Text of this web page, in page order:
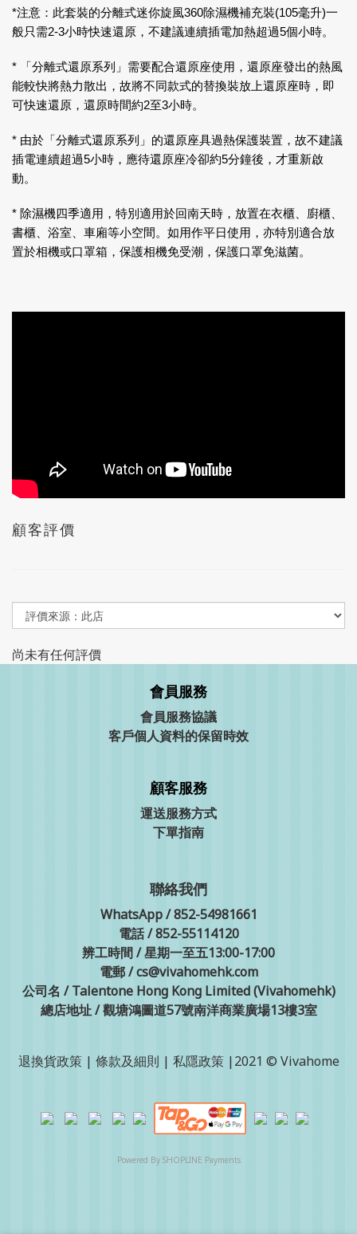
*注意：此套裝的分離式迷你旋風360除濕機補充裝(105毫升)一
般只需2-3小時快速還原，不建議連續插電加熱超過5個小時。
* 「分離式還原系列」需要配合還原座使用，還原座發出的熱風
能較快將熱力散出，故將不同款式的替換裝放上還原座時，即
可快速還原，還原時間約2至3小時。
* 由於「分離式還原系列」的還原座具過熱保護裝置，故不建議
插電連續超過5小時，應待還原座冷卻約5分鐘後，才重新啟
動。
* 除濕機四季適用，特別適用於回南天時，放置在衣櫃、廚櫃、
書櫃、浴室、車廂等小空間。如用作平日使用，亦特別適合放
置於相機或口罩箱，保護相機免受潮，保護口罩免滋菌。
顧客評價
尚未有任何評價
會員服務
會員服務協議
客戶個人資料的保留時效
顧客服務
運送服務方式
下單指南
聯絡我們
WhatsApp / 852-54981661
電話 / 852-55114120
辨工時間 / 星期一至五13:00-17:00
電郵 / cs@vivahomehk.com
公司名 / Talentone Hong Kong Limited (Vivahomehk)
總店地址 / 觀塘鴻圖道57號南洋商業廣場13樓3室
退換貨政策| 條款及細則 | 私隱政策|2021 © Vivahome
Powered By SHOPLINE Payments